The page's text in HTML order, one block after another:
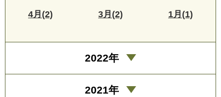
4月(2) 3月(2) 1月(1)
2022年
2021年